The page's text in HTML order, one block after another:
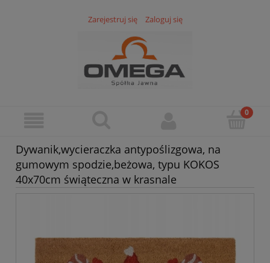
Zarejestruj się Zaloguj się
Dywanik,wycieraczka antypoślizgowa, na
gumowym spodzie,beżowa, typu KOKOS
40x70cm świąteczna w krasnale